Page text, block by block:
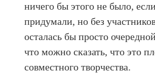
ничего бы этого не было,
придумали, но без
осталась бы просто
что можно сказать, что это
совместного творчества.